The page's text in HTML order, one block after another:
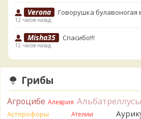
Verona Говорушка булавоногая
12 часов назад
Misha35 Спасибо!!!
12 часов назад
точно нет! P.S. Вячеслав, мы ждём
насчёт того, что на разных фото не
хорошо было бы упорядочить это с
Разные грибы нужно разнести по
Грибы
Агроцибе Алеврия Альбатреллусы
Астерофоры
Ателии